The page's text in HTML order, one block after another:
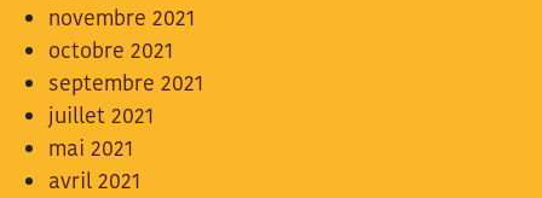
novembre 2021
octobre 2021
septembre 2021
juillet 2021
mai 2021
avril 2021